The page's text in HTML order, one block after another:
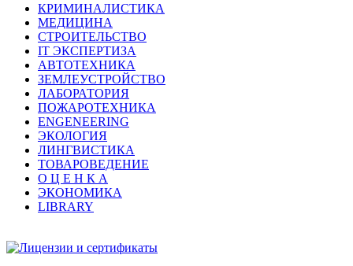
КРИМИНАЛИСТИКА
МЕДИЦИНА
СТРОИТЕЛЬСТВО
IT ЭКСПЕРТИЗА
АВТОТЕХНИКА
ЗЕМЛЕУСТРОЙСТВО
ЛАБОРАТОРИЯ
ПОЖАРОТЕХНИКА
ENGENEERING
ЭКОЛОГИЯ
ЛИНГВИСТИКА
ТОВАРОВЕДЕНИЕ
О Ц Е Н К А
ЭКОНОМИКА
LIBRARY